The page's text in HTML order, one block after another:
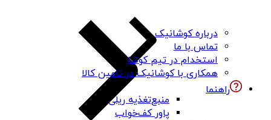
منبع‌تغذیه ریلی
پاور کف‌خواب
درباره کوشانیک
تماس با ما
استخدام در تیم کوشا
همکاری با کوشانیک در تامین کالا
راهنما